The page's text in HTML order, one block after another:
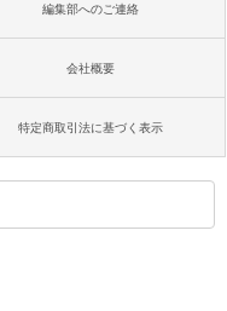
編集部へのご連絡
会社概要
特定商取引法に基づく表示